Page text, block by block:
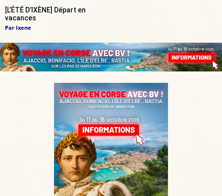
[L’ÉTÉ D’IXÈNE] Départ en
vacances
Par Ixene